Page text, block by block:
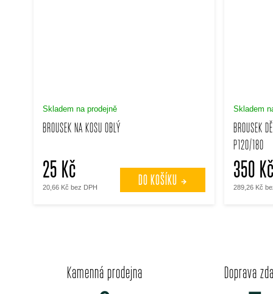
BROUSEK NA KOSU OBLÝ
Skladem na prodejně
20,66 Kč bez DPH
25 Kč DO KOŠÍKU
BROUSEK
P120/180
Skladem
289,26 Kč
350 Kč
Kamenná prodejna Doprava